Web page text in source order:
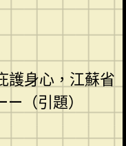
身心，江蘇省
（引題）